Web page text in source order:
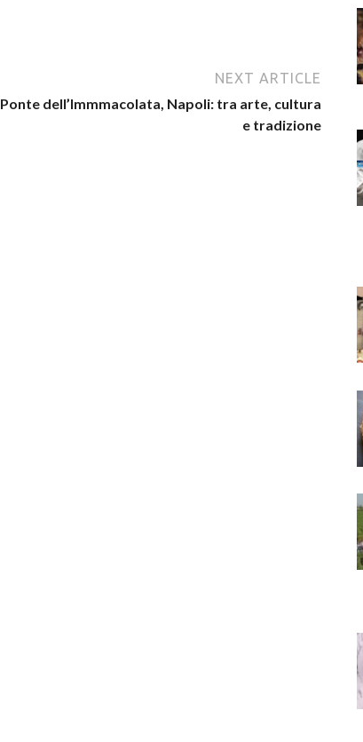
NEXT ARTICLE
Ponte dell’Immmacolata, Napoli: tra arte, cultura
e tradizione